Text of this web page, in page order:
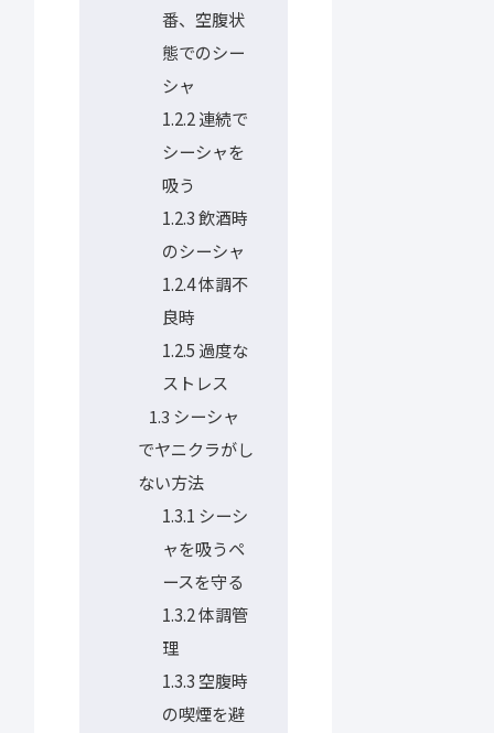
番、空腹状
態でのシー
シャ
1.2.2連続で
シーシャを
吸う
1.2.3飲酒時
のシーシャ
1.2.4体調不
良時
1.2.5 過度な
ストレス
1.3 シーシャ
でヤニクラがし
ない方法
1.3.1 シーシ
ャを吸うペ
ースを守る
1.3.2体調管
理
1.3.3 空腹時
の喫煙を避